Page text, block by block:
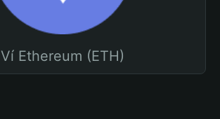
Ví Ethereum (ETH)